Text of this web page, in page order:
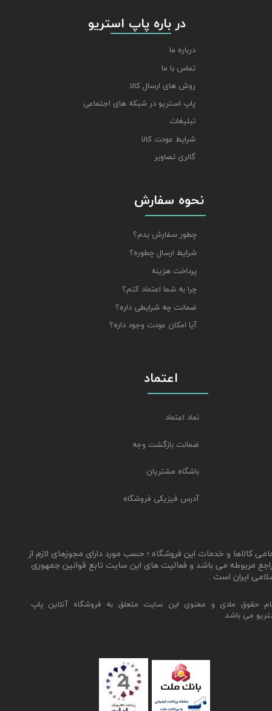
نحوه سفارش
چطور سفارش بدم؟
شرایط ارسال چطوره؟
پرداخت هزینه
چرا به شما اعتماد کنم؟
ضمانت چه شرایطی داره؟
آیا امکان عودت وجود داره؟
حقوق مادی و معنوی این سایت متعلق به فروشگاه آنلاین پاپ
می باشد.
اعتماد
نماد اعتماد
ضمانت بازگشت وجه
باشگاه مشتریان
آدرس فیزیکی فروشگاه
​​​​​​​ در باره پاپ استریو
درباره ما
تماس با ما
روش های ارسال کالا
پاپ استریو در شبکه های اجتماعی
تبلیغات
شرایط عودت کالا
گالری تصاویر
کالاها و خدمات این فروشگاه ؛ حسب مورد دارای مجوزهای لازم از
مربوطه می باشد و فعالیت های این سایت تابع قوانین جمهوری
ایران است .